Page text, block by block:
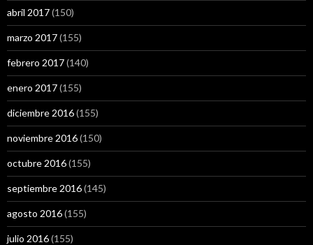
abril 2017(150)
marzo 2017(155)
febrero 2017(140)
enero 2017(155)
diciembre 2016(155)
noviembre 2016(150)
octubre 2016(155)
septiembre 2016(145)
agosto 2016(155)
julio 2016(155)